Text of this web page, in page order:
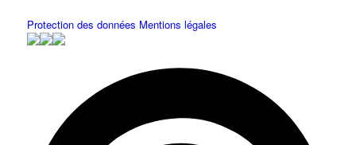
Protection des données Mentions légales